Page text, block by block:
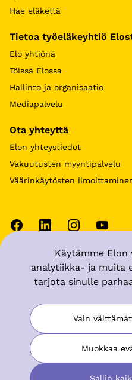
Käytämme Elon
analytiikka- ja muita
tarjota sinulle
Vain
Muokkaa
Hae eläkettä
Tietoa työeläkeyhtiö
Elo yhtiönä
Töissä Elossa
Hallinto ja organisaatio
Mediapalvelu
Ota yhteyttä
Elon yhteystiedot
Vakuutusten myyntipalvelu
Väärinkäytösten
Käyttöehdot
Tietosuoja
Muuta evästeasetuksia
Saavutettavuusseloste